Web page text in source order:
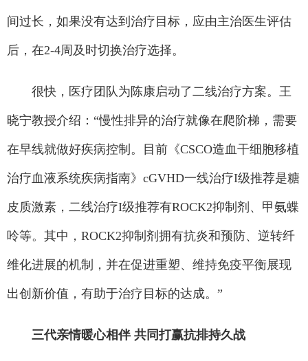
间过长，如果没有达到治疗目标，应由主治医生评估
后，在2-4周及时切换治疗选择。
很快，医疗团队为陈康启动了二线治疗方案。王
晓宁教授介绍：“慢性排异的治疗就像在爬阶梯，需要
在早线就做好疾病控制。目前《CSCO造血干细胞移植
治疗血液系统疾病指南》cGVHD一线治疗I级推荐是糖
皮质激素，二线治疗I级推荐有ROCK2抑制剂、甲氨蝶
呤等。其中，ROCK2抑制剂拥有抗炎和预防、逆转纤
维化进展的机制，并在促进重塑、维持免疫平衡展现
出创新价值，有助于治疗目标的达成。”
三代亲情暖心相伴 共同打赢抗排持久战